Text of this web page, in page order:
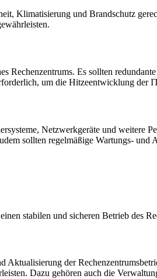
Klimatisierung und Brandschutz
Rechenzentrums. Es sollten
um die Hitzeentwicklung der
Netzwerkgeräte und weitere
sollten regelmäßige Wartungs-
stabilen und sicheren Betrieb des
der
Dazu gehören auch die